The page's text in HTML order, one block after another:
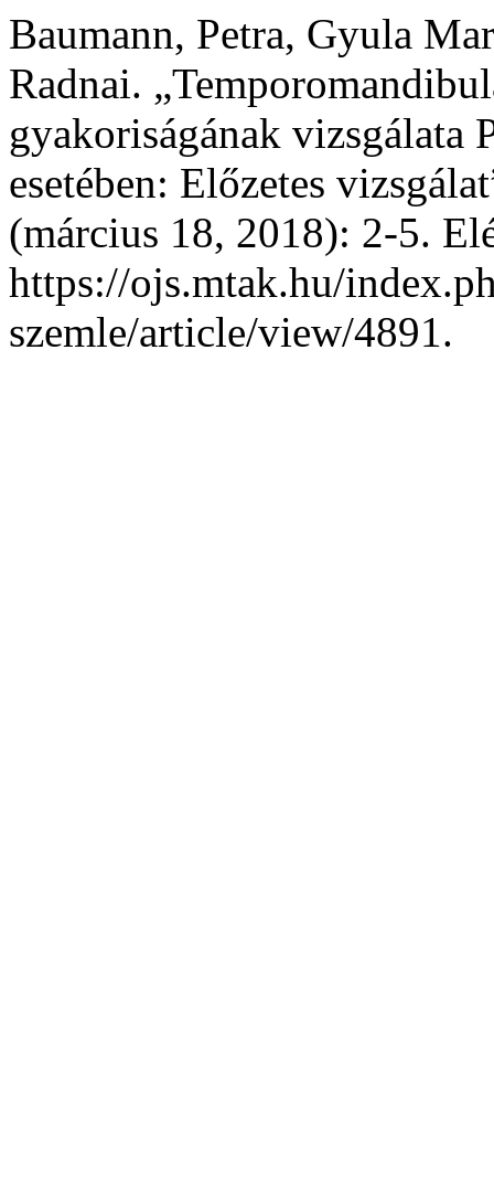
Baumann, Petra, Gyula
Radnai.
gyakoriságának vizsgálata
esetében: Előzetes
(március 18, 2018): 2-5.
https://ojs.mtak.hu/
szemle/article/view/4891.